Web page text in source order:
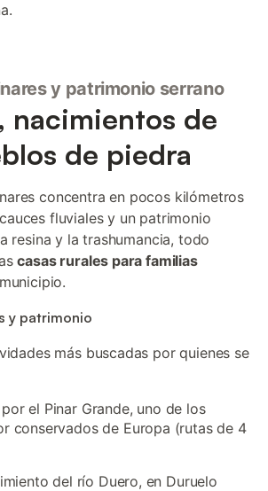
y patrimonio serrano
nacimientos de
de piedra
concentra en pocos kilómetros
fluviales y un patrimonio
resina y la trashumancia, todo
casas rurales para familias
y patrimonio
más buscadas por quienes se
el Pinar Grande, uno de los
conservados de Europa (rutas de 4
del río Duero, en Duruelo